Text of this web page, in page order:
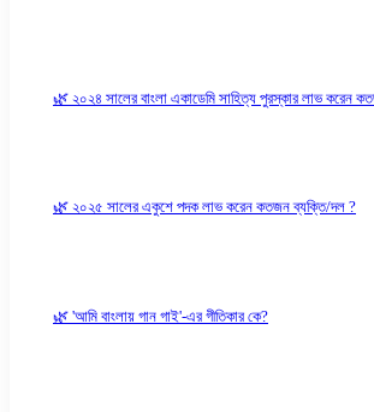
🌿 ২০২৪ সালের বাংলা একাডেমি সাহিত্য পুরস্কার লাভ করেন
🌿 ২০২৫ সালের একুশে পদক লাভ করেন কতজন ব্যক্তি/দল ?
🌿 'আমি বাংলায় গান গাই'-এর গীতিকার কে?